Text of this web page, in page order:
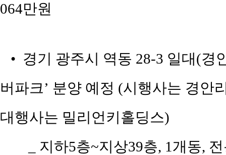
064만원
• 경기 광주시 역동 28-3 일대(경
버파크’ 분양 예정 (시행사는 경안
대행사는 밀리언키홀딩스)
_ 지하5층~지상39층, 1개동,